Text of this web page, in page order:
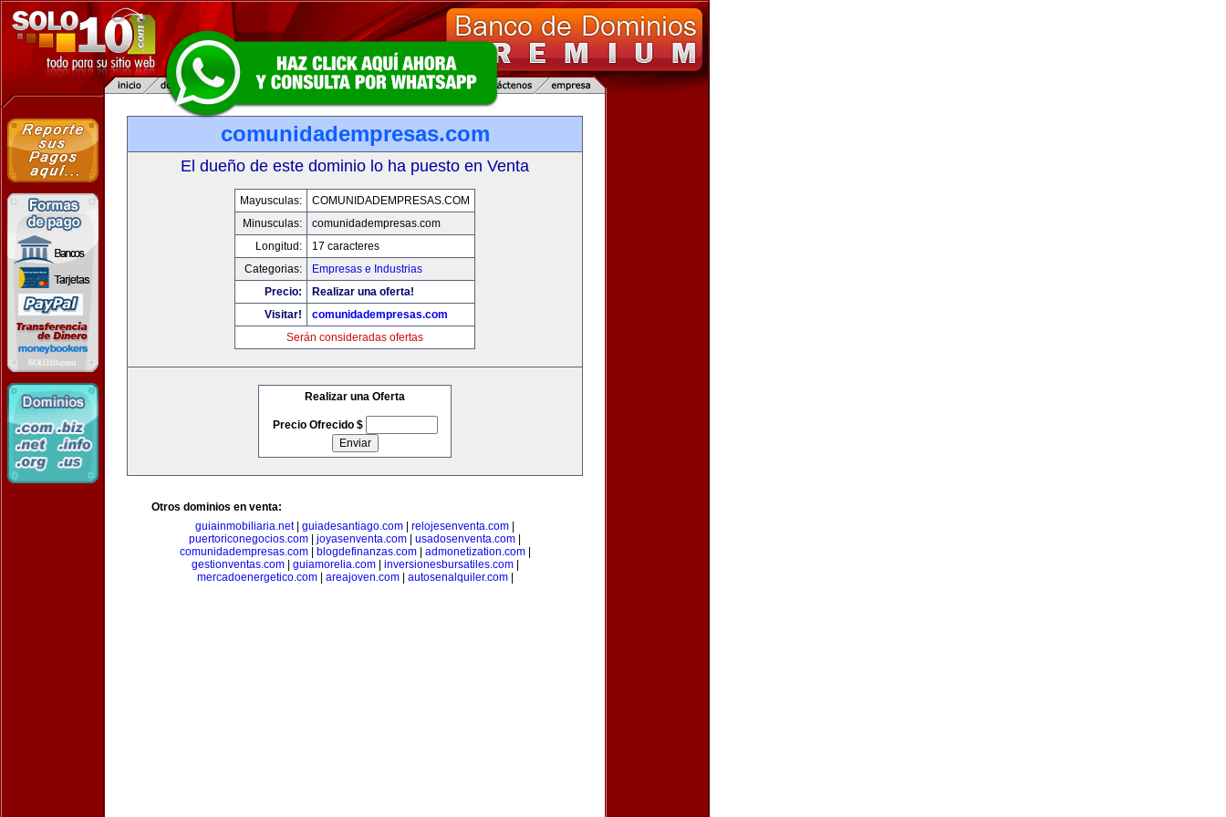
comunidadempresas.com
El dueño de este dominio lo ha puesto en Venta
Mayusculas:
COMUNIDADEMPRESAS.COM
Minusculas:
comunidadempresas.com
Longitud:
17 caracteres
Categorias:
Empresas e Industrias
Precio:
Realizar una oferta!
Visitar!
comunidadempresas.com
Serán consideradas ofertas
Realizar una Oferta
Precio Ofrecido $
Otros dominios en venta:
guiainmobiliaria.net| guiadesantiago.com relojesenventa.com
puertoriconegocios.com
joyasenventa.com usadosenventa.com
comunidadempresas.com| blogdefinanzas.com| admonetization.com|
gestionventas.com| guiamorelia.com| inversionesbursatiles.com|
mercadoenergetico.com| areajoven.com| autosenalquiler.com|